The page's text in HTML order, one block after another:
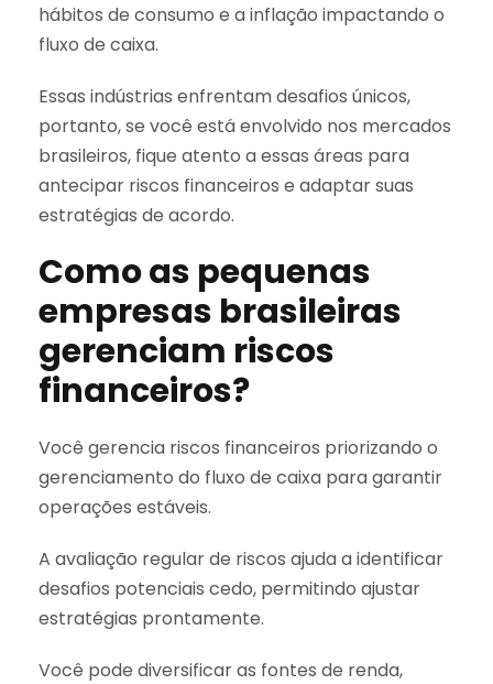
hábitos de consumo e a inflação impactando o
fluxo de caixa.
Essas indústrias enfrentam desafios únicos,
portanto, se você está envolvido nos mercados
brasileiros, fique atento a essas áreas para
antecipar riscos financeiros e adaptar suas
estratégias de acordo.
Como as pequenas
empresas brasileiras
gerenciam riscos
financeiros?
Você gerencia riscos financeiros priorizando o
gerenciamento do fluxo de caixa para garantir
operações estáveis.
A avaliação regular de riscos ajuda a identificar
desafios potenciais cedo, permitindo ajustar
estratégias prontamente.
Você pode diversificar as fontes de renda,